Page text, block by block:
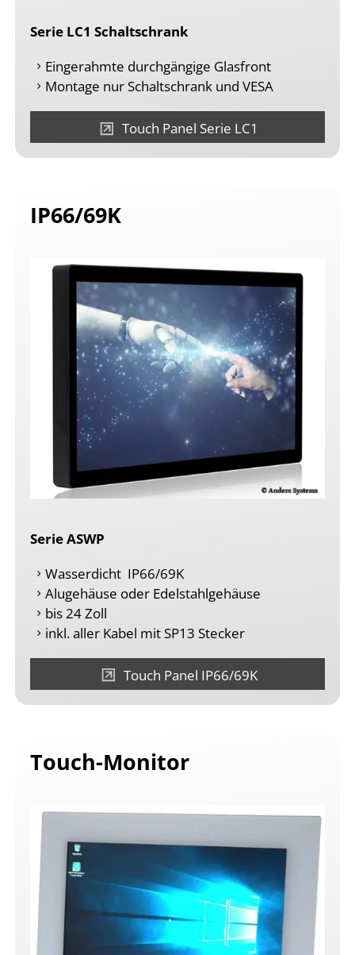
Serie LC1 Schaltschrank
Eingerahmte durchgängige Glasfront
Montage nur Schaltschrank und VESA
Touch Panel Serie LC1
IP66/69K
Serie ASWP
Wasserdicht IP66/69K
Alugehäuse oder Edelstahlgehäuse
bis 24 Zoll
inkl. aller Kabel mit SP13 Stecker
Touch Panel IP66/69K
Touch-Monitor